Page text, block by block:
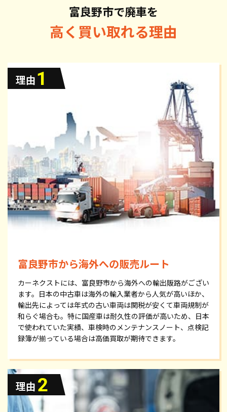
富良野市で廃車を
高く買い取れる理由
富良野市から海外への販売ルート
カーネクストには、富良野市から海外への輸出販路がござい
ます。日本の中古車は海外の輸入業者から人気が高いほか、
輸出先によっては年式の古い車両は関税が安くて車両規制が
和らぐ場合も。特に国産車は耐久性の評価が高いため、日本
で使われていた実績、車検時のメンテナンスノート、点検記
録簿が揃っている場合は高価買取が期待できます。